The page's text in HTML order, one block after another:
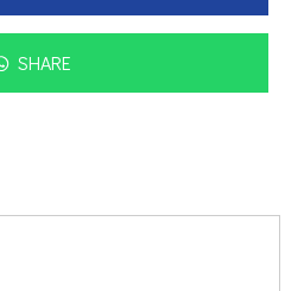
SHARE